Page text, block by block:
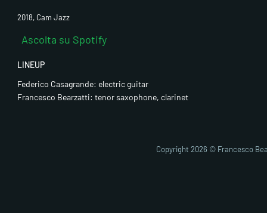
2018, Cam Jazz
Ascolta su Spotify
LINEUP
Federico Casagrande: electric guitar
Francesco Bearzatti: tenor saxophone, clarinet
Copyright 2026 © Francesco